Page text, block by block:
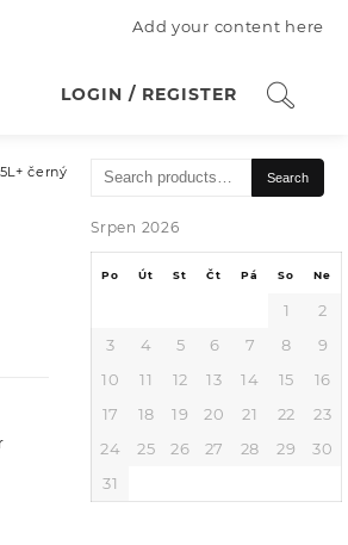
Add your content here
LOGIN / REGISTER
černý
Search
Search
Srpen 2026
Po Út St Čt Pá So Ne
1
2
3
4 5 6 7 8
9
10
11 12 13 14 15
16
17
18 19 20 21 22
23
24
25 26 27 28 29
30
31